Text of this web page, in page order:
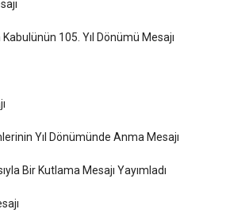
105. Yıl Dönümü Mesajı
Yıl Dönümünde Anma Mesajı
Bir Kutlama Mesajı Yayımladı